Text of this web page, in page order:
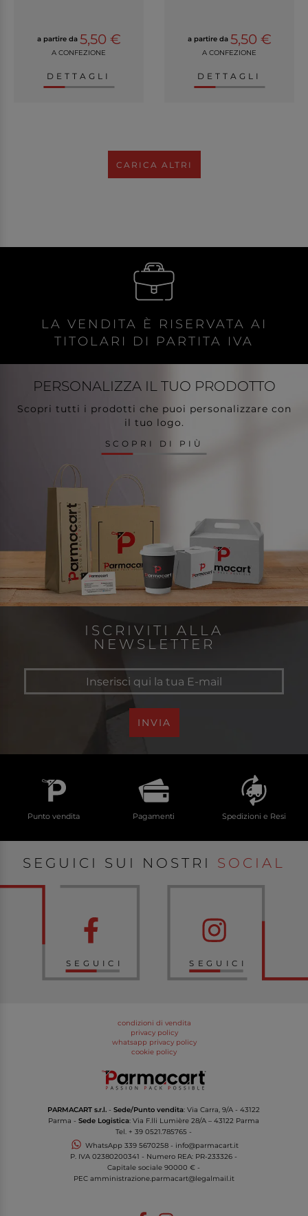
a partire da 5,50 €
A CONFEZIONE
DETTAGLI
a partire da 5,50 €
A CONFEZIONE
DETTAGLI
CARICA ALTRI
LA VENDITA È RISERVATA AI
TITOLARI DI PARTITA IVA
PERSONALIZZA IL TUO PRODOTTO
Scopri tutti i prodotti che puoi personalizzare con
il tuo logo.
SCOPRI DI PIÙ
ISCRIVITI ALLA
NEWSLETTER
INVIA
Punto vendita Pagamenti Spedizioni e Resi
SEGUICI SUI NOSTRI SOCIAL
SEGUICI SEGUICI
condizioni di vendita
privacy policy
whatsapp privacy policy
cookie policy
PARMACART s.r.l. -Sede/Punto vendita: Via Carra, 9/A - 43122
Parma -Sede Logistica: Via F.lli Lumière 28/A – 43122 Parma
Tel. + 39 0521.785765 -
WhatsApp 339 5670258- info@parmacart.it
P. IVA02380200341 - Numero REA: PR-233326 -
Capitale sociale 90000 € -
PEC amministrazione.parmacart@legalmail.it